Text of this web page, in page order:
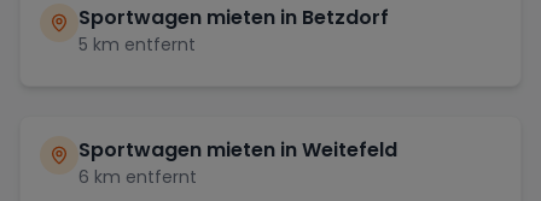
Sportwagen mieten in Betzdorf
5 km entfernt
Sportwagen mieten inWeitefeld
6 km entfernt